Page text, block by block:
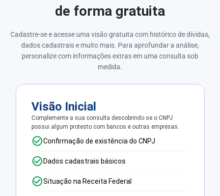
de forma gratuita
Cadastre-se e acesse uma visão gratuita com histórico de dívidas,
dados cadastrais e muito mais. Para aprofundar a análise,
personalize com informações extras em uma consulta sob
medida.
Visão Inicial
Complemente a sua consulta descobrindo se o CNPJ
possui algum protesto com bancos e outras empresas.
Confirmação de existência do CNPJ
Dados cadastrais básicos
Situação na Receita Federal